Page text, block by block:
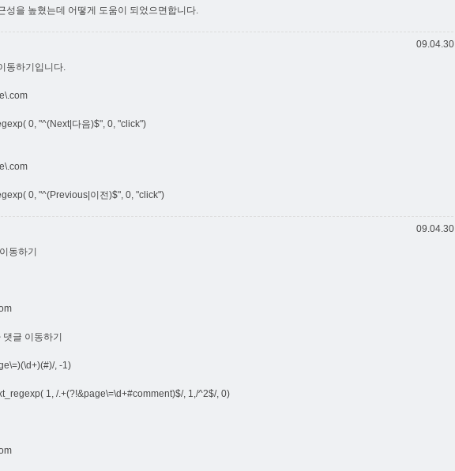
성을 높혔는데 어떻게 도움이 되었으면합니다.
동하기입니다.
0, "^(Next|다음)$", 0, "click")
0, "^(Previous|이전)$", 0, "click")
동하기
글 이동하기
, -1)
1, /.+(?!&page\=\d+#comment)$/, 1,/^2$/, 0)